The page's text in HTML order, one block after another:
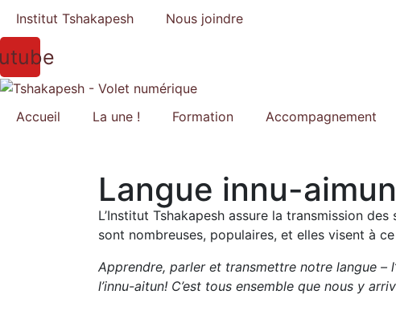
Institut Tshakapesh Nous joindre
Accueil La une ! Formation Accompagnement
Langue innu-aimun
L’Institut Tshakapesh assure la transmission
sont nombreuses, populaires, et elles visent à
Apprendre, parler et transmettre notre langue –
l’innu-aitun! C’est tous ensemble que nous y